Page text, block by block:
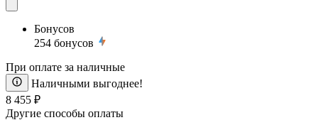
Бонусов
254 бонусов
При оплате за наличные
Наличными выгоднее!
8 455 ₽
Другие способы оплаты